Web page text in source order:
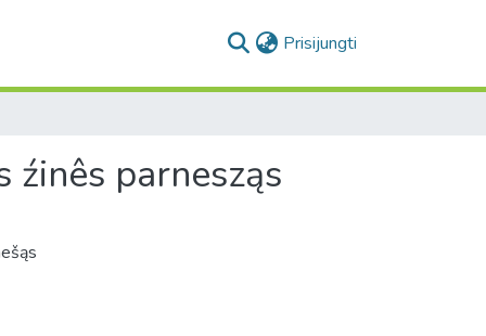
Prisijungti
parnesząs